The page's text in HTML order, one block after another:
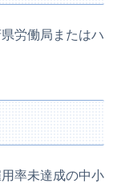
労働局またはハ
率未達成の中小